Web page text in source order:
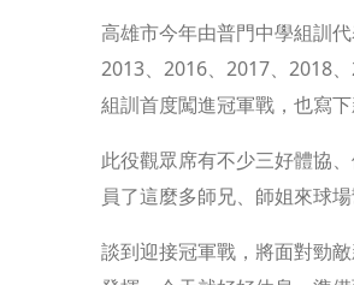
高雄市今年由普門中學組訓
2013、2016、2017、2018
組訓首度闖進冠軍戰，也寫下
此役觀眾席有不少三好體協
員了這麼多師兄、師姐來球
談到迎接冠軍戰，將面對勁